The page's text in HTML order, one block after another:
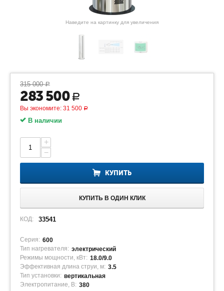
Наведите на картинку для увеличения
315 000 Р
283 500 Р
Вы экономите: 31 500 Р
В наличии
+
−
КУПИТЬ
КУПИТЬ В ОДИН КЛИК
КОД: 33541
Серия: 600
Тип нагревателя: электрический
Режимы мощности, кВт: 18.0/9.0
Эффективная длина струи, м: 3.5
Тип установки: вертикальная
Электропитание, В: 380